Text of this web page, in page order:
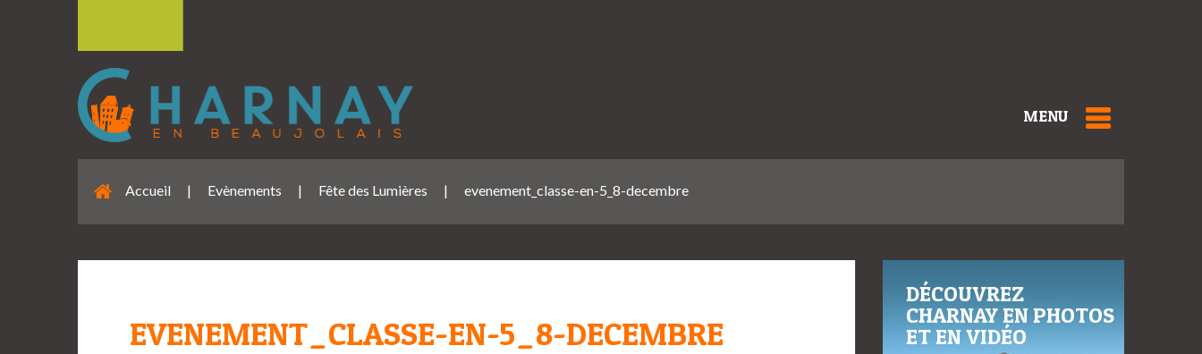
MENU
Accueil | Evènements | Fête des Lumières | evenement_classe-en-5_8-decembre
EVENEMENT_CLASSE-EN-5_8-DECEMBRE
DÉCOUVREZ
CHARNAY EN PHOTOS
ET EN VIDÉO